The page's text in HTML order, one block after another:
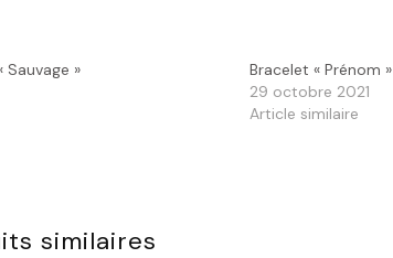
Sauvage »
Bracelet « Prénom »
29 octobre 2021
Article similaire
similaires